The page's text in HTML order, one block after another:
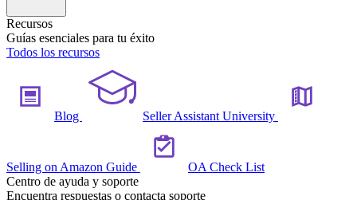
Recursos
Guías esenciales para tu éxito
Todos los recursos
Blog Seller Assistant University
Selling on Amazon Guide
OA Check List
Centro de ayuda y soporte
Encuentra respuestas o contacta soporte